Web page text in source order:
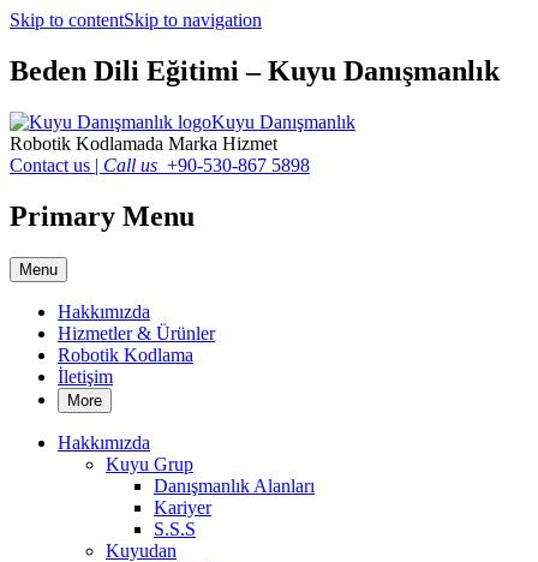
Skip to contentSkip to navigation
Beden Dili Eğitimi – Kuyu Danışmanlık
Kuyu Danışmanlık
Robotik Kodlamada Marka Hizmet
Contact us | Call us +90-530-867 5898
Primary Menu
Menu
Hakkımızda
Hizmetler & Ürünler
Robotik Kodlama
İletişim
More
Hakkımızda
Kuyu Grup
Danışmanlık Alanları
Kariyer
S.S.S
Kuyudan